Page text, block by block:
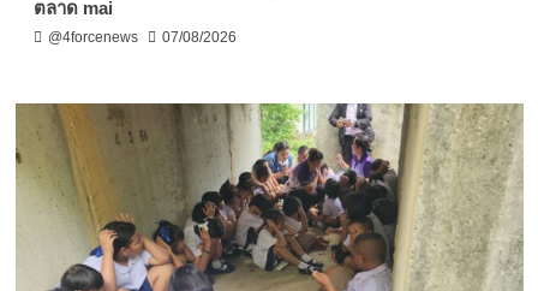
ตลาด mai
@4forcenews 07/08/2026